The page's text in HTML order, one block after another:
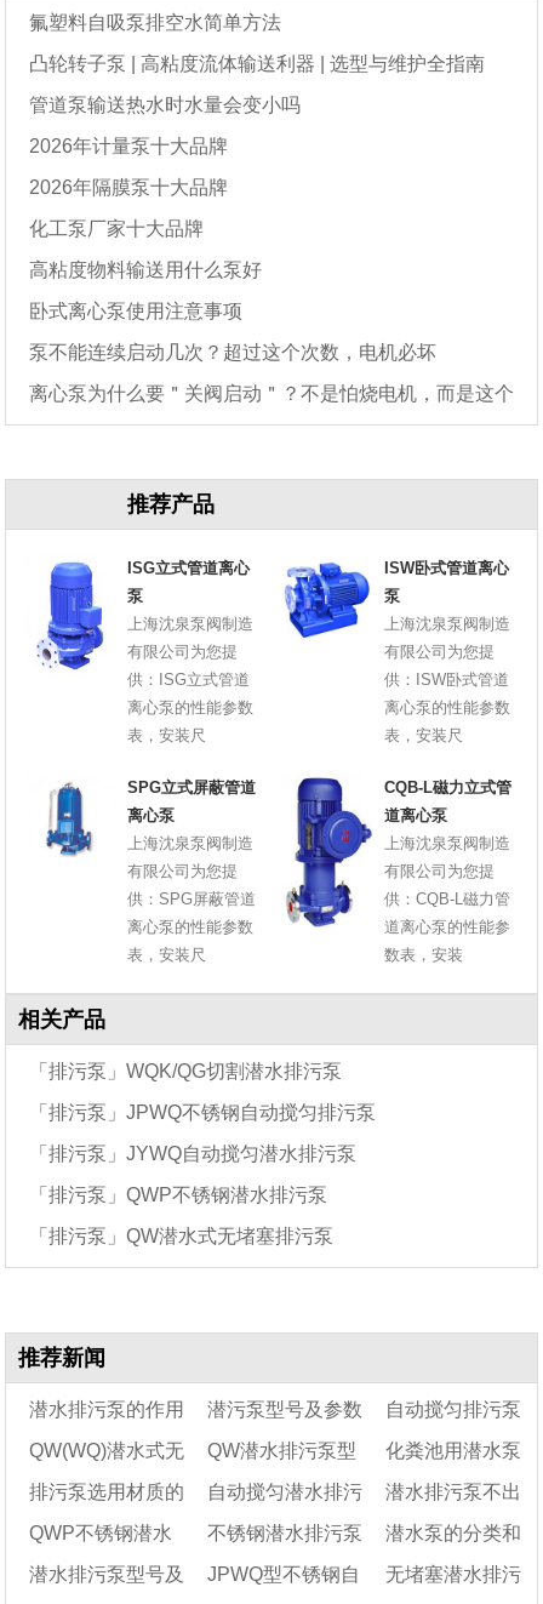
氟塑料自吸泵排空水简单方法
凸轮转子泵 | 高粘度流体输送利器 | 选型与维护全指南
管道泵输送热水时水量会变小吗
2026年计量泵十大品牌
2026年隔膜泵十大品牌
化工泵厂家十大品牌
高粘度物料输送用什么泵好
卧式离心泵使用注意事项
泵不能连续启动几次？超过这个次数，电机必坏
离心泵为什么要＂关阀启动＂？不是怕烧电机，而是这个
推荐产品
ISG立式管道离心
泵
上海沈泉泵阀制造
有限公司为您提
供：ISG立式管道
离心泵的性能参数
表，安装尺
ISW卧式管道离心
泵
上海沈泉泵阀制造
有限公司为您提
供：ISW卧式管道
离心泵的性能参数
表，安装尺
SPG立式屏蔽管道
离心泵
上海沈泉泵阀制造
有限公司为您提
供：SPG屏蔽管道
离心泵的性能参数
表，安装尺
CQB-L磁力立式管
道离心泵
上海沈泉泵阀制造
有限公司为您提
供：CQB-L磁力管
道离心泵的性能参
数表，安装
相关产品
「排污泵」WQK/QG切割潜水排污泵
「排污泵」JPWQ不锈钢自动搅匀排污泵
「排污泵」JYWQ自动搅匀潜水排污泵
「排污泵」QWP不锈钢潜水排污泵
「排污泵」QW潜水式无堵塞排污泵
推荐新闻
潜水排污泵的作用
是什么
潜污泵型号及参数 自动搅匀排污泵
——自动搅匀排污
泵工作原理
QW(WQ)潜水式无
堵塞排污泵性能参数
表及结构图介绍
QW潜水排污泵型
号规格参数-qw污水
泵型号一览表
化粪池用潜水泵
好吗
排污泵选用材质的
型号及其特点
自动搅匀潜水排污
泵规格型号
潜水排污泵不出
水的九大原因及解
决办法
QWP不锈钢潜水
排污泵型号规格及参
不锈钢潜水排污泵
型号及参数说明
潜水泵的分类和
各自特点
潜水排污泵型号及 JPWQ型不锈钢自 无堵塞潜水排污